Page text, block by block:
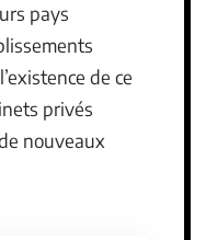
pays
de ce
privés
nouveaux